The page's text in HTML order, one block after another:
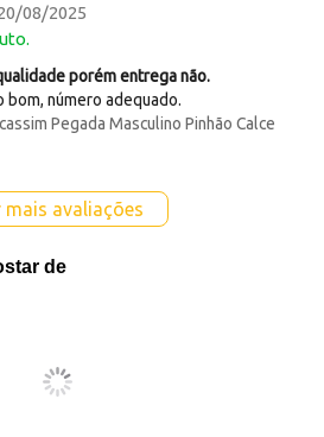
08/2025
porém entrega não.
bom, número adequado.
Pegada Masculino Pinhão Calce
mais avaliações
de